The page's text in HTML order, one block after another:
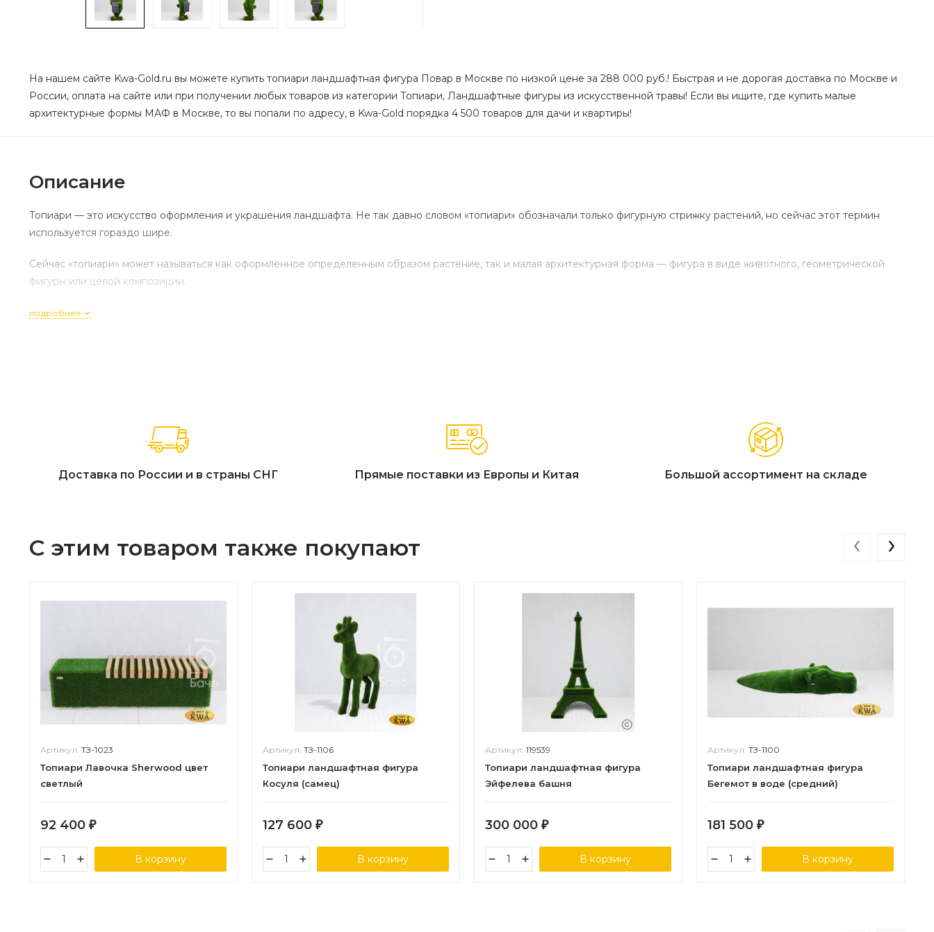
На нашем сайте Kwa-Gold.ru вы можете купить топиари ландшафтная фигура Повар в Москве по низкой цене за 288 000 руб.! Быстрая и не дорогая доставка по Москве и
России, оплата на сайте или при получении любых товаров из категории Топиари, Ландшафтные фигуры из искусственной травы! Если вы ищите, где купить малые
архитектурные формы МАФ в Москве, то вы попали по адресу, в Kwa-Gold порядка 4 500 товаров для дачи и квартиры!
Описание
Топиари — это искусство оформления и украшения ландшафта. Не так давно словом «топиари» обозначали только фигурную стрижку растений, но сейчас этот термин
используется гораздо шире.
Сейчас «топиари» может называться как оформленное определенным образом растение, так и малая архитектурная форма — фигура в виде животного, геометрической
фигуры или целой композиции.
подробнее
Доставка по России и в страны СНГ Прямые поставки из Европы и Китая Большой ассортимент на складе
С этим товаром также покупают
Артикул: ТЗ-1023
Топиари Лавочка Sherwood цвет
светлый
92 400 ₽
В корзину
Артикул: ТЗ-1106
Топиари ландшафтная фигура
Косуля (самец)
127 600 ₽
В корзину
Артикул: 119539
Топиари ландшафтная фигура
Эйфелева башня
300 000 ₽
В корзину
Артикул: ТЗ-1100
Топиари ландшафтная фигура
Бегемот в воде (средний)
181 500 ₽
В корзину
‹ ›